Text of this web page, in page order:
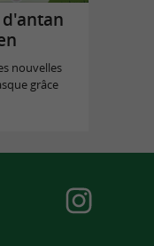
nouvelles
grâce